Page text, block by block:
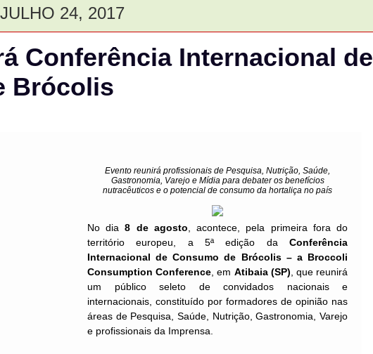
24, 2017
Conferência Internacional de
Brócolis
Evento reunirá profissionais de Pesquisa, Nutrição, Saúde,
Gastronomia, Varejo e Mídia para debater os benefícios
nutracêuticos e o potencial de consumo da hortaliça no país
No dia8 de agosto, acontece, pela primeira fora do
território europeu, a 5ª edição da Conferência
Internacional de Consumo de Brócolis – a Broccoli
Consumption Conference, em Atibaia (SP), que reunirá
um público seleto de convidados nacionais e
internacionais, constituído por formadores de opinião nas
áreas de Pesquisa, Saúde, Nutrição, Gastronomia, Varejo
e profissionais da Imprensa.